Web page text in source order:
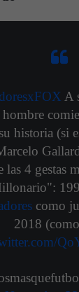
A
hombre
historia (si
las 4 gestas
como
2018